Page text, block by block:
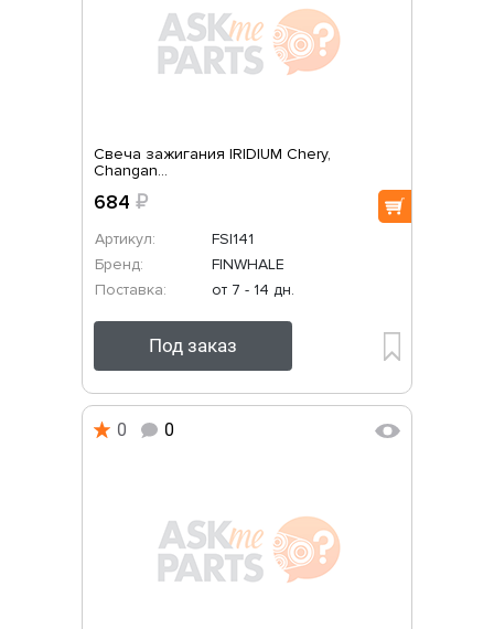
Свеча зажигания IRIDIUM Chery,
Changan...
684 ₽
Артикул:
FSI141
Бренд:
FINWHALE
Поставка:
от 7 - 14 дн.
Под заказ
0 0